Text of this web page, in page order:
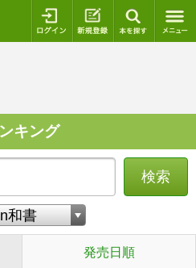
ログイン 新規登録
キング
検索
発売日順